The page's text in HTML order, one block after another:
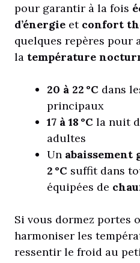
pour garantir à la fois
d’énergie et confort
quelques repères pour
la température
20 à 22 °C dans
principaux
17 à 18 °C la nuit
adultes
Un abaissement
2 °C suffit dans
équipées de
Si vous dormez portes
harmoniser les
ressentir le froid au